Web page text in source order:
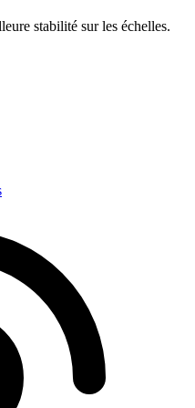
stabilité sur les échelles.